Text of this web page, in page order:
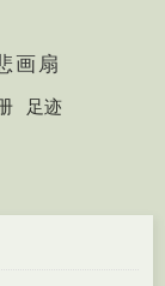
画扇
足迹